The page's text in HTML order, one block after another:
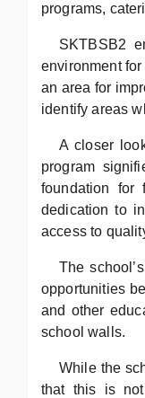
programs,
SKTBSB2
environment for
an area for
identify areas
A closer
program
foundation for
dedication to
access to
The
opportunities
and other
school walls.
While the
that this is not